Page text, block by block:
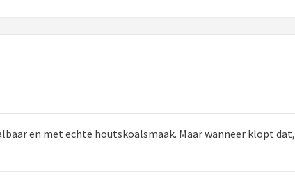
en met echte houtskoalsmaak. Maar wanneer klopt